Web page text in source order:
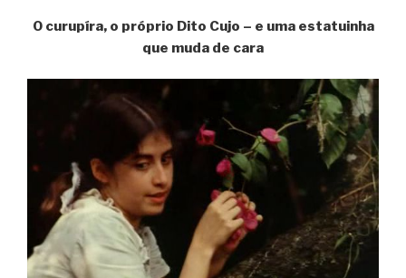
O curupíra, o próprio Dito Cujo – e uma estatuinha
que muda de cara